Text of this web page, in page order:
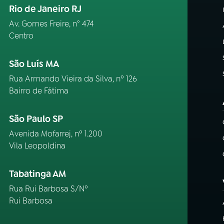
Rio de Janeiro RJ
Av. Gomes Freire, n° 474
Centro
São Luís MA
Rua Armando Vieira da Silva, nº 126
Bairro de Fátima
São Paulo SP
Avenida Mofarrej, nº 1.200
Vila Leopoldina
Tabatinga AM
Rua Rui Barbosa S/Nº
Rui Barbosa